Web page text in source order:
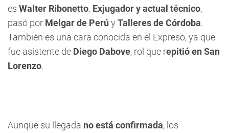
es Walter Ribonetto. Exjugador y actual técnico,
pasó por Melgar de Perú y Talleres de Córdoba.
También es una cara conocida en el Expreso, ya que
fue asistente de Diego Dabove, rol que repitió en San
Lorenzo.
Aunque su llegada no está confirmada, los